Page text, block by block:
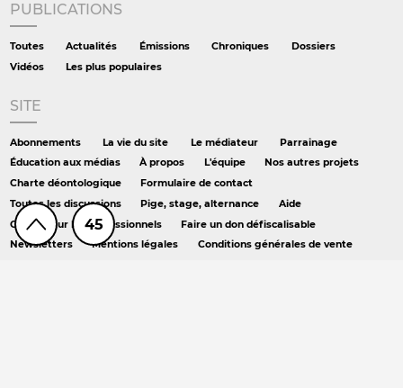
45
PUBLICATIONS
Toutes Actualités Émissions Chroniques
Dossiers
Vidéos
Les plus populaires
SITE
Abonnements La vie du site Le médiateur
Parrainage
Éducation aux médias
À propos L'équipe
Nos autres projets
Charte déontologique
Formulaire de contact
Toutes les discussions
Pige, stage, alternance
Aide
Offres pour les professionnels
Faire un don défiscalisable
Newsletters
Mentions légales
Conditions générales de vente